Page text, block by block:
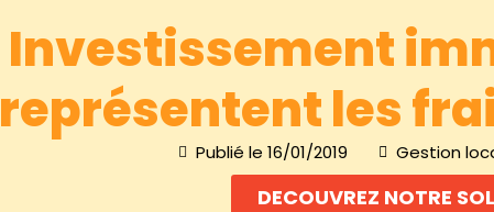
Investissement
représentent les
Publié le 16/01/2019 Gestion
DECOUVREZ NOTRE